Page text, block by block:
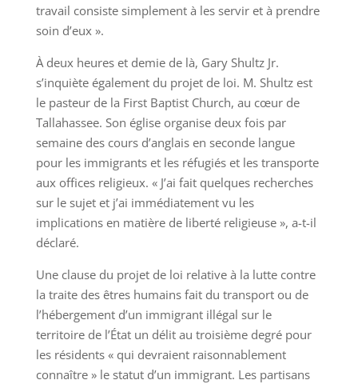
travail consiste simplement à les servir et à prendre
soin d’eux ».
À deux heures et demie de là, Gary Shultz Jr.
s’inquiète également du projet de loi. M. Shultz est
le pasteur de la First Baptist Church, au cœur de
Tallahassee. Son église organise deux fois par
semaine des cours d’anglais en seconde langue
pour les immigrants et les réfugiés et les transporte
aux offices religieux. « J’ai fait quelques recherches
sur le sujet et j’ai immédiatement vu les
implications en matière de liberté religieuse », a-t-il
déclaré.
Une clause du projet de loi relative à la lutte contre
la traite des êtres humains fait du transport ou de
l’hébergement d’un immigrant illégal sur le
territoire de l’État un délit au troisième degré pour
les résidents « qui devraient raisonnablement
connaître » le statut d’un immigrant. Les partisans